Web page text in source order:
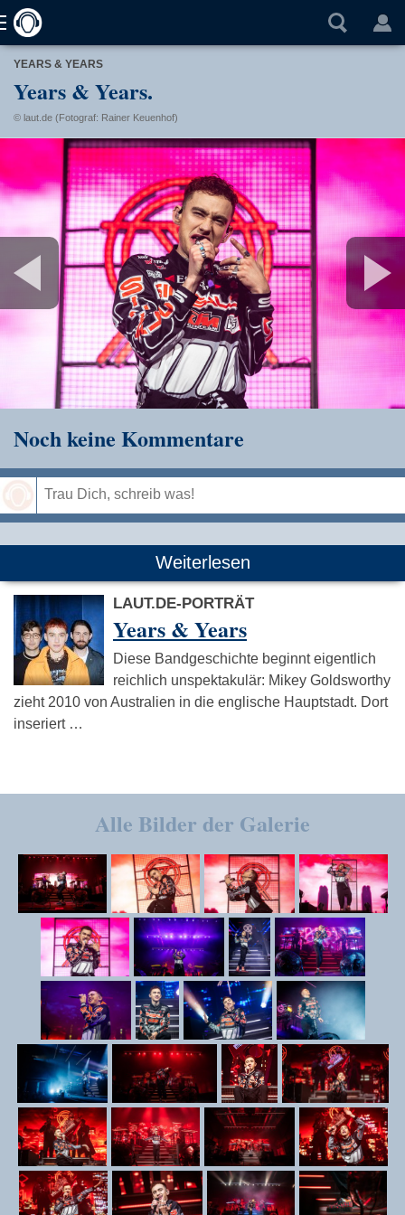
YEARS & YEARS
Years & Years.
© laut.de (Fotograf: Rainer Keuenhof)
Noch keine Kommentare
Weiterlesen
LAUT.DE-PORTRÄT
Years & Years
Diese Bandgeschichte beginnt eigentlich
reichlich unspektakulär: Mikey Goldsworthy
zieht 2010 von Australien in die englische Hauptstadt. Dort
inseriert …
Alle Bilder der Galerie